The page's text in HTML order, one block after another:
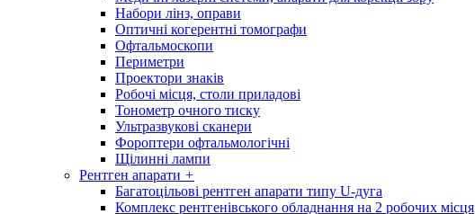
Набори лінз, оправи
Оптичні когерентні томографи
Офтальмоскопи
Периметри
Проектори знаків
Робочі місця, столи приладові
Тонометр очного тиску
Ультразвукові сканери
Фороптери офтальмологічні
Щілинні лампи
Рентген апарати +
Багатоцільові рентген апарати типу U-дуга
Комплекс рентгенівського обладнання на 2 робочих місця